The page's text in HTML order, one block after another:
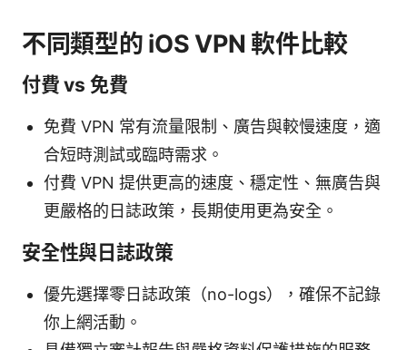
不同類型的 iOS VPN 軟件比較
付費 vs 免費
免費 VPN 常有流量限制、廣告與較慢速度，適
合短時測試或臨時需求。
付費 VPN 提供更高的速度、穩定性、無廣告與
更嚴格的日誌政策，長期使用更為安全。
安全性與日誌政策
優先選擇零日誌政策（no-logs），確保不記錄
你上網活動。